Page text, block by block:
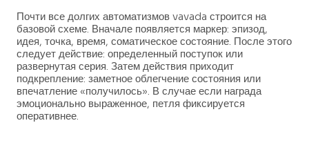
Почти все долгих автоматизмов vavada строится на
базовой схеме. Вначале появляется маркер: эпизод,
идея, точка, время, соматическое состояние. После этого
следует действие: определенный поступок или
развернутая серия. Затем действия приходит
подкрепление: заметное облегчение состояния или
впечатление «получилось». В случае если награда
эмоционально выраженное, петля фиксируется
оперативнее.